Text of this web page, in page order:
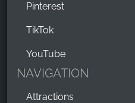
Pinterest
TikTok
YouTube
NAVIGATION
Attractions